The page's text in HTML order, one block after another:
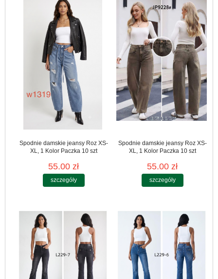
Spodnie damskie jeansy Roz XS-
XL, 1 Kolor Paczka 10 szt
55.00 zł
szczegóły
Spodnie damskie jeansy Roz XS-
XL, 1 Kolor Paczka 10 szt
55.00 zł
szczegóły